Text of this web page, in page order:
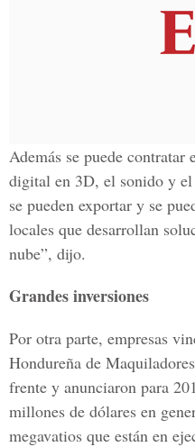
Además se puede
digital en 3D, el sonido y
se pueden exportar y se
locales que desarrollan
nube”, dijo.
Grandes inversiones
Por otra parte, empresas
Hondureña de
frente y anunciaron para
millones de dólares en
megavatios que están en